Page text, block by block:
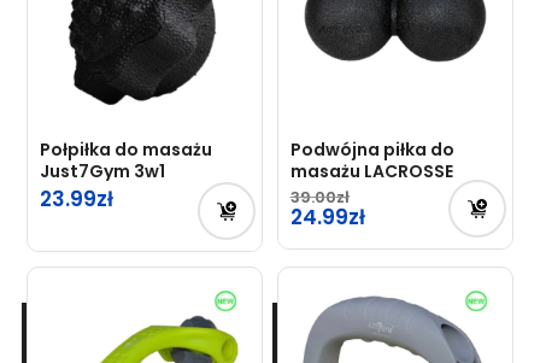
Połpiłka do masażu
Just7Gym 3w1
23.99
Podwójna piłka do
masażu LACROSSE
39.00
24.99